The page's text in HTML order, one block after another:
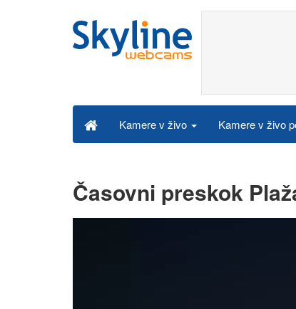
Kamere v živo Kamere v živo
Časovni preskok